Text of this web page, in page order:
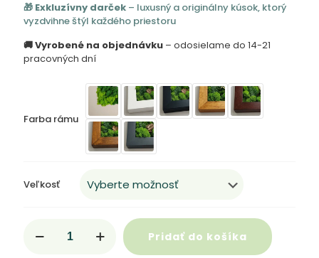
🎁 Exkluzívny darček – luxusný a originálny kúsok, ktorý
vyzdvihne štýl každého priestoru
🚚 Vyrobené na objednávku – odosielame do 14-21
pracovných dní
Farba rámu
Veľkosť
Machový
Pridať do košíka